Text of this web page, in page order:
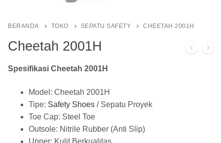
BERANDA TOKO SEPATU SAFETY CHEETAH 2001H
Cheetah 2001H
Spesifikasi Cheetah 2001H
Model: Cheetah 2001H
Tipe: Safety Shoes/ Sepatu Proyek
Toe Cap: Steel Toe
Outsole: Nitrile Rubber (Anti Slip)
Upper: Kulit Berkualitas